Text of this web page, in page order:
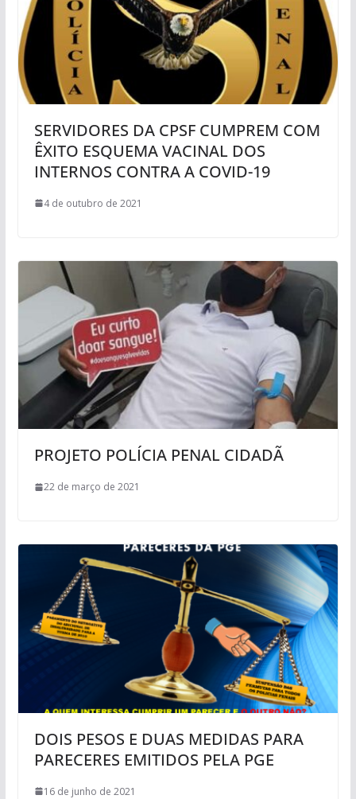
SERVIDORES DA CPSF CUMPREM COM
ÊXITO ESQUEMA VACINAL DOS
INTERNOS CONTRA A COVID-19
4 de outubro de 2021
PROJETO POLÍCIA PENAL CIDADÃ
22 de março de 2021
DOIS PESOS E DUAS MEDIDAS PARA
PARECERES EMITIDOS PELA PGE
16 de junho de 2021